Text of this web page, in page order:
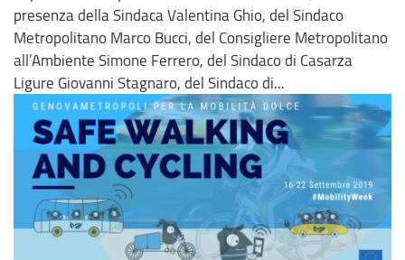
presenza della Sindaca Valentina Ghio, del Sindaco
Metropolitano Marco Bucci, del Consigliere Metropolitano
all’Ambiente Simone Ferrero, del Sindaco di Casarza
Ligure Giovanni Stagnaro, del Sindaco di...